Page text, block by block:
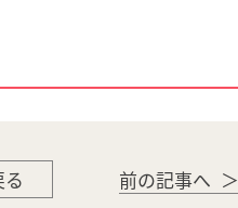
前の記事へ ＞